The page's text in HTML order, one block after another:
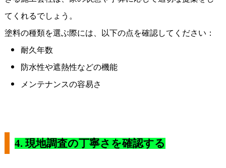
てくれるでしょう。
塗料の種類を選ぶ際には、以下の点を確認してください：
耐久年数
防水性や遮熱性などの機能
メンテナンスの容易さ
4.現地調査の丁寧さを確認する